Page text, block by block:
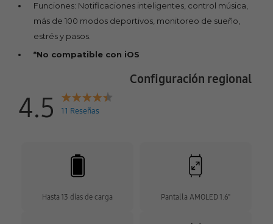
Funciones: Notificaciones inteligentes, control música,
más de 100 modos deportivos, monitoreo de sueño,
estrés y pasos.
*No compatible con iOS
Configuración regional
4.5 11 Reseñas
Hasta 13 días de carga Pantalla AMOLED 1.6"